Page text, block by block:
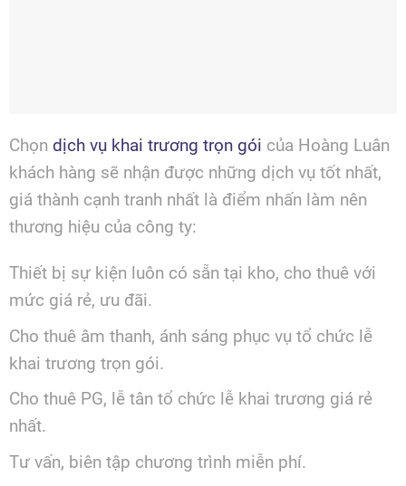
Chọn dịch vụ khai trương trọn gói của Hoàng Luân
khách hàng sẽ nhận được những dịch vụ tốt nhất,
giá thành cạnh tranh nhất là điểm nhấn làm nên
thương hiệu của công ty:
Thiết bị sự kiện luôn có sẵn tại kho, cho thuê với
mức giá rẻ, ưu đãi.
Cho thuê âm thanh, ánh sáng phục vụ tổ chức lễ
khai trương trọn gói.
Cho thuê PG, lễ tân tổ chức lễ khai trương giá rẻ
nhất.
Tư vấn, biên tập chương trình miễn phí.